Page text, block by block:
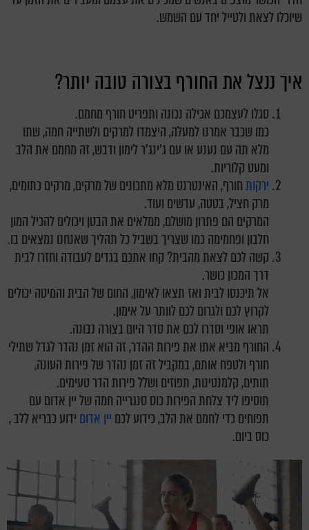
שיוכלו לצאת ולטייל יחד עם השמש.
איך ננצל את החורף בצורה טובה יותר?
סגלו לעצמכם אכילה נכונה ותפריט חורף מחמם.
כמו שכבר אמרנו למעלה, היצמדו למרקים ולשתייה חמה, שתו
מלא תה עם נענע או עם ג'ינג'ר לימון ודבש, זה מחמם את הלב
ומעט קלוריות.
ירקותחורף, האינטרנט מלא מתכונים של מרקים, מרקים כתומים,
מרק חציל, בטטה, עדשים ועוד.
המרקים הם פתרון מושלם, ממלאים את הבטן ויכולים להכיל המון
חלבון ופחמימה כמו שצריך בשביל כל תהליך שאנחנו נמצאים בו.
קשה לכם לצאת מהבית? קחו אתכם בגדים לעבודה וחזרו לבית
דרך המכון כושר.
אל תיכנסו לבית ואז תצאו לאימון, החום של הבית והמיטה יכולים
לקרוץ לכם ולגרום לכם לוותר על אימון.
תראו אופי וסדרו לכם את סדר היום בצורה נבונה.
החורף מביא אתו את פירות ההדר, זה הוא זמן נהדר לגדל שתילי
חורף ולטפח אותם, במקביל זה זמן נהדר של פירות העונה,
תותים, קלמנטינות, תפוזים ושלל פירות הדר טעימים.
תוסיפו ליד צלחת הפירות כוס סנגרייה חמה של יין אדום עם
תפוחים כדי לחמם את הלב, כידוע לכם יין אדום ידוע כבריא ללב ,
כוס ביום.